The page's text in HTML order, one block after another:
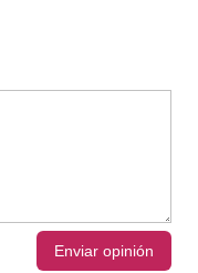
Enviar opinión